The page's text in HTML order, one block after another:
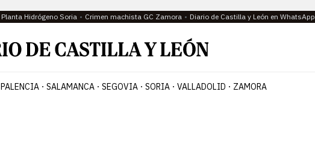
Planta Hidrógeno Soria Crimen machista GC Zamora Diario de Castilla y León en WhatsApp
PALENCIA SALAMANCA SEGOVIA SORIA VALLADOLID ZAMORA